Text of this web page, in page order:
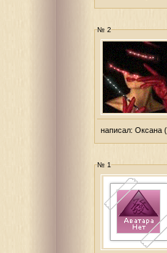
№ 2
написал: Оксана
№ 1